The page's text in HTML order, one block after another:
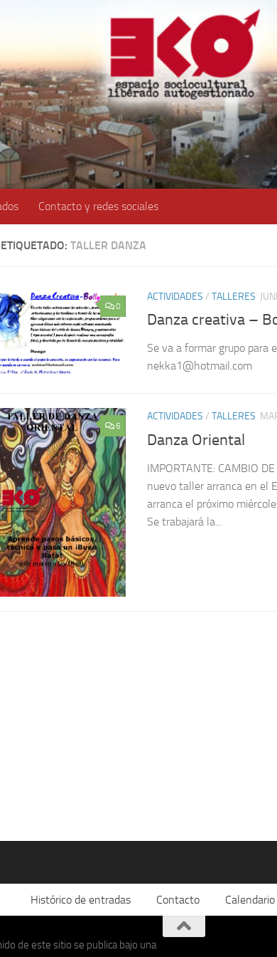
Contacto y redes sociales
ETIQUETADO: TALLER DANZA
0
ACTIVIDADES / TALLERES
Danza creativa –
Se va a formar grupo para
nekka1@hotmail.com
6
ACTIVIDADES / TALLERES
Danza Oriental
IMPORTANTE: CAMBIO
nuevo taller arranca en el
arranca el próximo
Se trabajará la...
Histórico de entradas Contacto Calendario
de este sitio se publica bajo una